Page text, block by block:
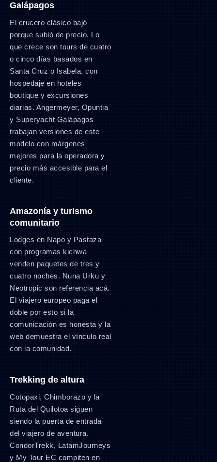
Galápagos
El crucero clásico bajó
porque subió de precio. Lo
que crece son tours de cuatro
o cinco días basados en
Santa Cruz o Isabela, con
hospedaje en hoteles
boutique y excursiones
diarias. Angermeyer, Opuntia
y Superyacht Galápagos
trabajan versiones de este
modelo con márgenes
mejores para la operadora y
precio más accesible para el
cliente.
Amazonía y turismo
comunitario
Lodges en Napo y Pastaza
con programas kichwa
venden paquetes de tres y
cuatro noches. Nuna Urku y
Neotropic son referencia acá.
El viajero europeo paga el
doble por esto si la
comunicación es honesta y la
web demuestra el vínculo real
con la comunidad.
Trekking de altura
Cotopaxi, Chimborazo y la
Ruta del Quilotoa siguen
siendo la puerta de entrada
del viajero de aventura.
CondorTrekk, LatamJourneys
y My Tour EC compiten en